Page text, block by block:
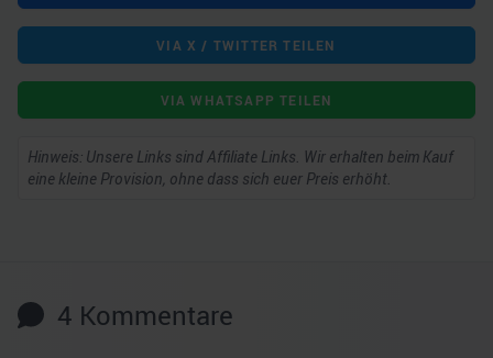
VIA X / TWITTER TEILEN
VIA WHATSAPP TEILEN
Hinweis: Unsere Links sind Affiliate Links. Wir erhalten beim Kauf
eine kleine Provision, ohne dass sich euer Preis erhöht.
4 Kommentare